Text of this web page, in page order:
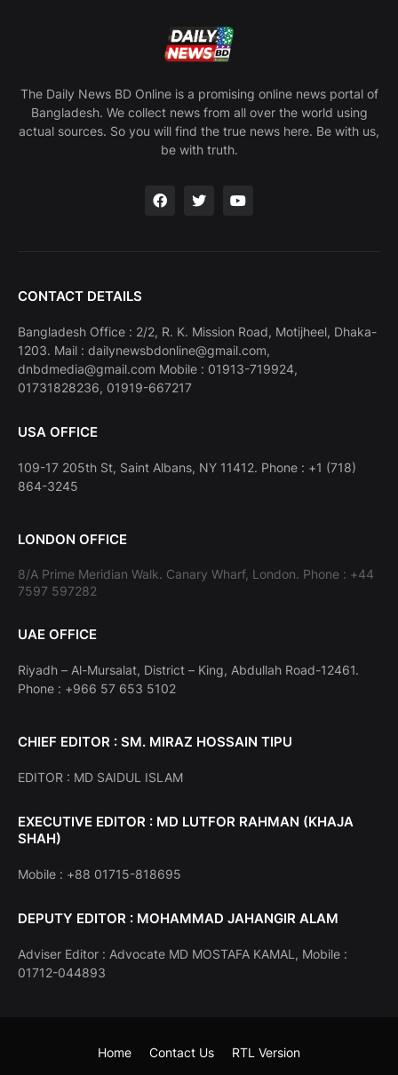
The Daily News BD Online is a promising online news portal of
Bangladesh. We collect news from all over the world using
actual sources. So you will find the true news here. Be with us,
be with truth.
CONTACT DETAILS
Bangladesh Office : 2/2, R. K. Mission Road, Motijheel, Dhaka-
1203. Mail : dailynewsbdonline@gmail.com,
dnbdmedia@gmail.com Mobile : 01913-719924,
01731828236, 01919-667217
USA OFFICE
109-17 205th St, Saint Albans, NY 11412. Phone : +1 (718)
864-3245
LONDON OFFICE
8/A Prime Meridian Walk. Canary Wharf, London. Phone : +44
7597 597282
UAE OFFICE
Riyadh – Al-Mursalat, District – King, Abdullah Road-12461.
Phone : +966 57 653 5102
CHIEF EDITOR : SM. MIRAZ HOSSAIN TIPU
EDITOR : MD SAIDUL ISLAM
EXECUTIVE EDITOR : MD LUTFOR RAHMAN (KHAJA
SHAH)
Mobile : +88 01715-818695
DEPUTY EDITOR : MOHAMMAD JAHANGIR ALAM
Adviser Editor : Advocate MD MOSTAFA KAMAL, Mobile :
01712-044893
Home Contact Us RTL Version